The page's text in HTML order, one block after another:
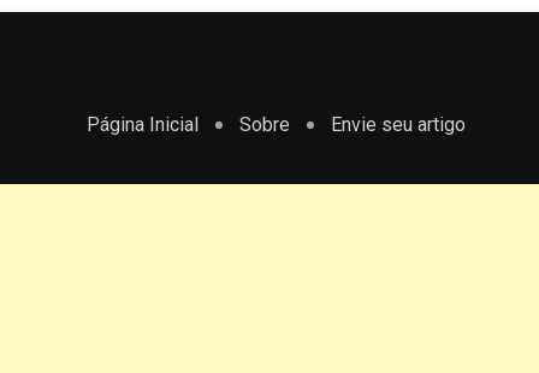
Página Inicial Sobre Envie seu artigo